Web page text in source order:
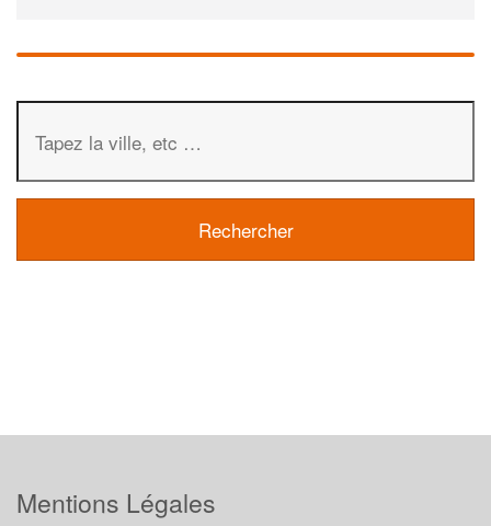
Mentions Légales